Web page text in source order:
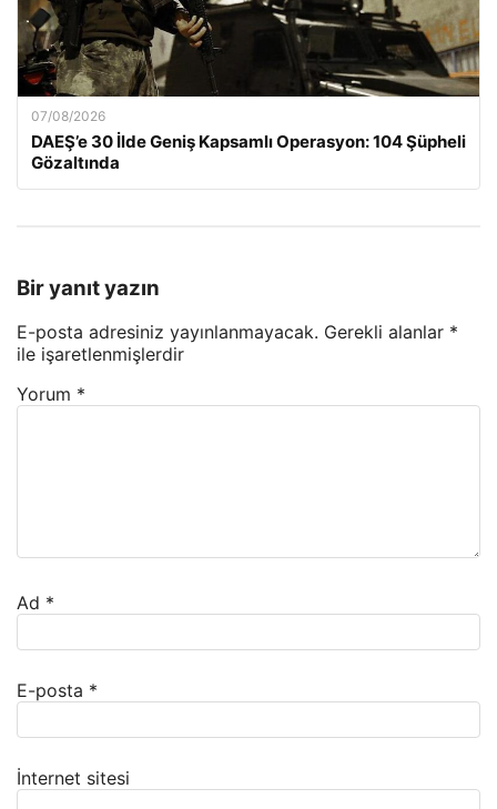
07/08/2026
DAEŞ’e 30 İlde Geniş Kapsamlı Operasyon: 104 Şüpheli
Gözaltında
Bir yanıt yazın
E-posta adresiniz yayınlanmayacak. Gerekli alanlar *
ile işaretlenmişlerdir
Yorum *
Ad *
E-posta *
İnternet sitesi